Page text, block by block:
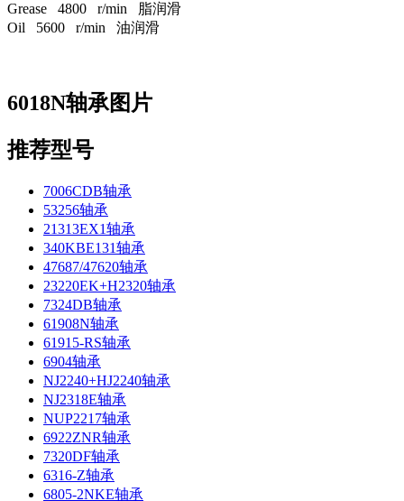
Grease 4800 r/min 脂润滑
Oil 5600 r/min 油润滑
6018N轴承图片
推荐型号
7006CDB轴承
53256轴承
21313EX1轴承
340KBE131轴承
47687/47620轴承
23220EK+H2320轴承
7324DB轴承
61908N轴承
61915-RS轴承
6904轴承
NJ2240+HJ2240轴承
NJ2318E轴承
NUP2217轴承
6922ZNR轴承
7320DF轴承
6316-Z轴承
6805-2NKE轴承